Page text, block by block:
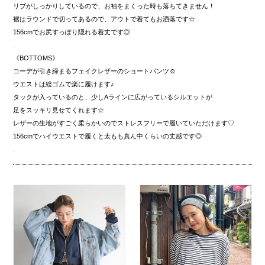
リブがしっかりしているので、お袖をまくった時も落ちてきません！
裾はラウンドで切ってあるので、アウトで着てもお洒落です☆
156cmでお尻すっぽり隠れる着丈です◎
《BOTTOMS》
コーデが引き締まるフェイクレザーのショートパンツ☺︎
ウエストは総ゴムで楽に履けます♪
タックが入っているのと、少しAラインに広がっているシルエットが
足をスッキリ見せてくれます☆
レザーの生地がすごく柔らかいのでストレスフリーで履いていただけます♡
156cmでハイウエストで履くと太もも真ん中くらいの丈感です◎